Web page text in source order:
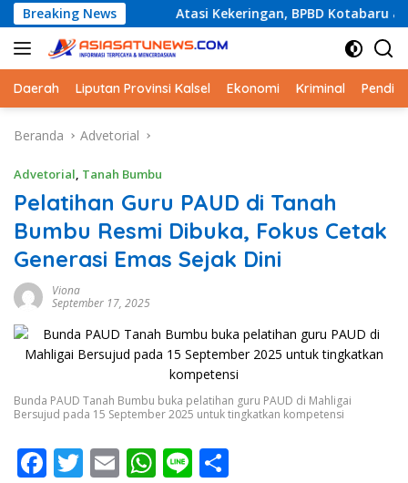
Langsung
ke
konten
Breaking News
Sejak SD Atasi Kekeringan, BPBD Kotabaru akan
Daerah Liputan Provinsi Kalsel Ekonomi Kriminal
Beranda Advetorial
Advetorial, Tanah Bumbu
Pelatihan Guru PAUD di Tanah
Bumbu Resmi Dibuka, Fokus Cetak
Generasi Emas Sejak Dini
Viona
September 17, 2025
Bunda PAUD Tanah Bumbu buka pelatihan guru PAUD di Mahligai
Bersujud pada 15 September 2025 untuk tingkatkan kompetensi
F T E W Li